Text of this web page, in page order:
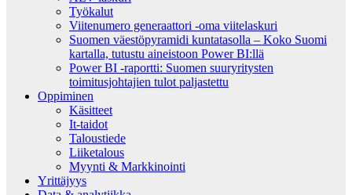
Työkalut
Viitenumero generaattori -oma viitelaskuri
Suomen väestöpyramidi kuntatasolla – Koko Suomi
kartalla, tutustu aineistoon Power BI:llä
Power BI -raportti: Suomen suuryritysten
toimitusjohtajien tulot paljastettu
Oppiminen
Käsitteet
It-taidot
Taloustiede
Liiketalous
Myynti & Markkinointi
Yrittäjyys